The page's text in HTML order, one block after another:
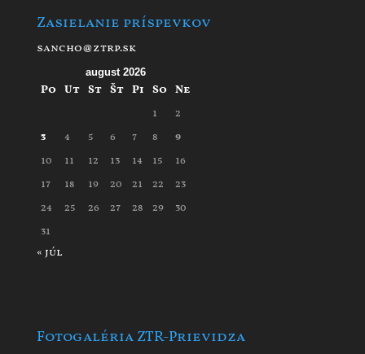
Zasielanie príspevkov
sancho@ztrp.sk
august 2026
Po Ut St Št Pi So Ne
1
2
3
4 5 6 7 8
9
10
11 12 13 14 15
16
17
18 19 20 21 22
23
24
25 26 27 28 29
30
31
« júl
Fotogaléria ZTR-Prievidza